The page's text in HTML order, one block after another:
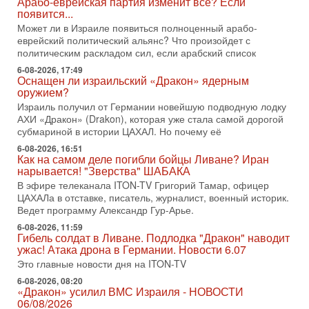
меняли политический ландшафт Израиля. Достаточно
вспомнить взлет партии «Исраэль ба-алия», когда
31-07-2026, 17:00
Тайны закрытых дверей: о чём на самом деле
молчат Трамп и Нетаньяху?
Недавний визит премьер-министра Израиля Биньямина
Нетаньяху в США и его встреча с Дональдом Трампом
оставили больше вопросов, чем ответов. Полная
31-07-2026, 15:18
Иран готовит покушение на Нетаниягу! Трамп не
хочет эскалации, но КСИР готовит взрыв!
В эфире телеканала ITON-TV СЕРГЕЙ МИГДАЛЬ, эксперт
по вопросам безопасности, офицер запаса
Международного управления полиции Израиля, автор
31-07-2026, 09:02
Битва за разоружение ХАМАСа - НОВОСТИ
31/07/2026
Сегодня президент США Дональд Трамп заявил о
достижении исторического соглашения о полном
разоружении ХАМАСа и других вооруженных группировок в
30-07-2026, 17:59
Иран доведет Трампа до крайних мер? Разбор и
оценка от военного обозревателя Давида Шарпа
появится...
Может ли в Израиле появиться полноценный арабо-
еврейский политический альянс? Что произойдет с
политическим раскладом сил, если арабский список
6-08-2026, 17:49
Оснащен ли израильский «Дракон» ядерным
оружием?
Израиль получил от Германии новейшую подводную лодку
АХИ «Дракон» (Drakon), которая уже стала самой дорогой
субмариной в истории ЦАХАЛ. Но почему её
6-08-2026, 16:51
Как на самом деле погибли бойцы Ливане? Иран
нарывается! "Зверства" ШАБАКА
В эфире телеканала ITON-TV Григорий Тамар, офицер
ЦАХАЛа в отставке, писатель, журналист, военный историк.
Ведет программу Александр Гур-Арье.
6-08-2026, 11:59
Гибель солдат в Ливане. Подлодка "Дракон" наводит
ужас! Атака дрона в Германии. Новости 6.07
Это главные новости дня на ITON-TV
6-08-2026, 08:20
«Дракон» усилил ВМС Израиля - НОВОСТИ
06/08/2026